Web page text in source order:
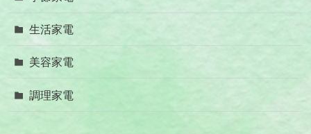
生活家電
美容家電
調理家電